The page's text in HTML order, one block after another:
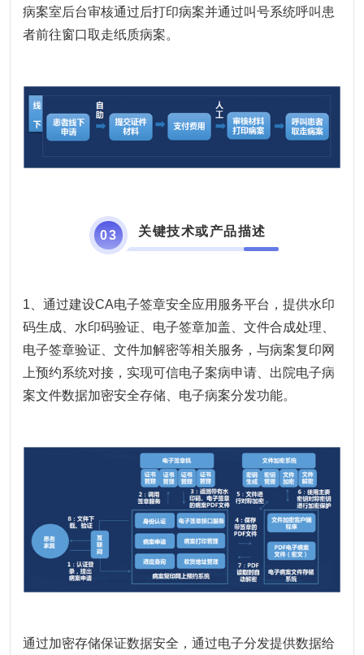
病案室后台审核通过后打印病案并通过叫号系统呼叫患
者前往窗口取走纸质病案。
03 关键技术或产品描述
1、通过建设CA电子签章安全应用服务平台，提供水印
码生成、水印码验证、电子签章加盖、文件合成处理、
电子签章验证、文件加解密等相关服务，与病案复印网
上预约系统对接，实现可信电子案病申请、出院电子病
案文件数据加密安全存储、电子病案分发功能。
通过加密存储保证数据安全，通过电子分发提供数据给